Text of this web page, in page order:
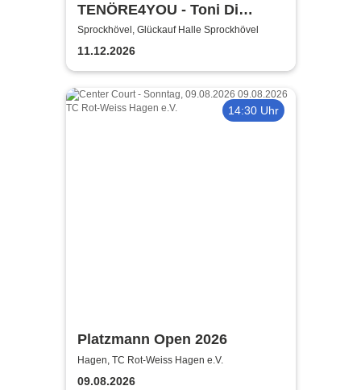
TENÖRE4YOU - Toni Di
Napoli & Pietro Pato
Sprockhövel, Glückauf Halle Sprockhövel
11.12.2026
14:30 Uhr
Platzmann Open 2026
Hagen, TC Rot-Weiss Hagen e.V.
09.08.2026